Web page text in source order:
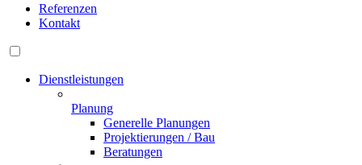
Referenzen
Kontakt
Dienstleistungen
Planung
Generelle Planungen
Projektierungen / Bau
Beratungen